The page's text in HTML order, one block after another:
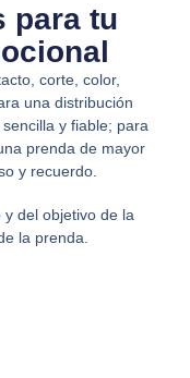
para tu
corte, color,
una distribución
y fiable; para
prenda de mayor
y recuerdo.
del objetivo de la
la prenda.